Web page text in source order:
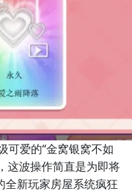
可爱的“金窝银窝不如
这波操作简直是为即将
全新玩家房屋系统疯狂